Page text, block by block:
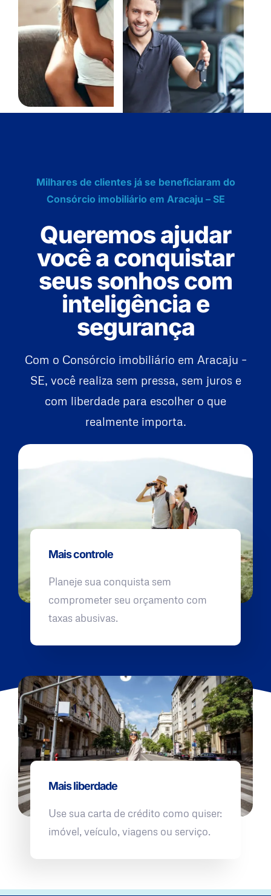
Milhares de clientes já se beneficiaram do
Consórcio imobiliário em Aracaju – SE
Queremos ajudar
você a conquistar
seus sonhos com
inteligência e
segurança
Com o Consórcio imobiliário em Aracaju –
SE, você realiza sem pressa, sem juros e
com liberdade para escolher o que
realmente importa.
Mais controle
Planeje sua conquista sem
comprometer seu orçamento com
taxas abusivas.
Mais liberdade
Use sua carta de crédito como quiser:
imóvel, veículo, viagens ou serviço.